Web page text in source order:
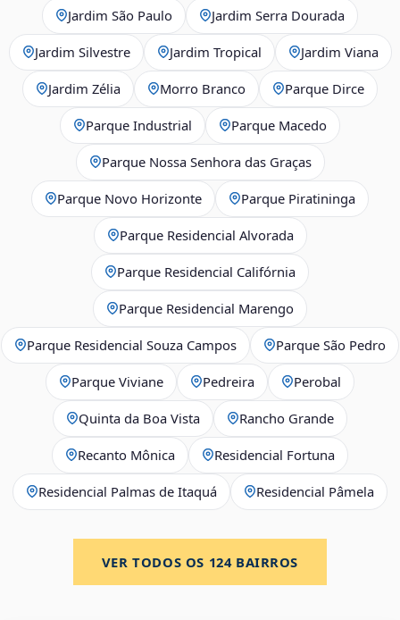
Jardim São Paulo Jardim Serra Dourada
Jardim Silvestre Jardim Tropical Jardim Viana
Jardim Zélia Morro Branco Parque Dirce
Parque Industrial Parque Macedo
Parque Nossa Senhora das Graças
Parque Novo Horizonte Parque Piratininga
Parque Residencial Alvorada
Parque Residencial Califórnia
Parque Residencial Marengo
Parque Residencial Souza Campos Parque São Pedro
Parque Viviane Pedreira Perobal
Quinta da Boa Vista Rancho Grande
Recanto Mônica Residencial Fortuna
Residencial Palmas de Itaquá Residencial Pâmela
VER TODOS OS 124BAIRROS